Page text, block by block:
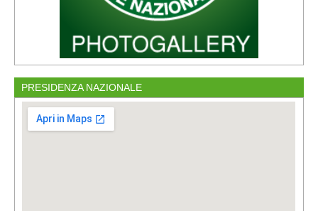
PRESIDENZA NAZIONALE